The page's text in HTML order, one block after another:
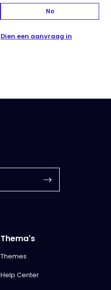
No
Dien een aanvraag in
Thema's
Themes
Help Center